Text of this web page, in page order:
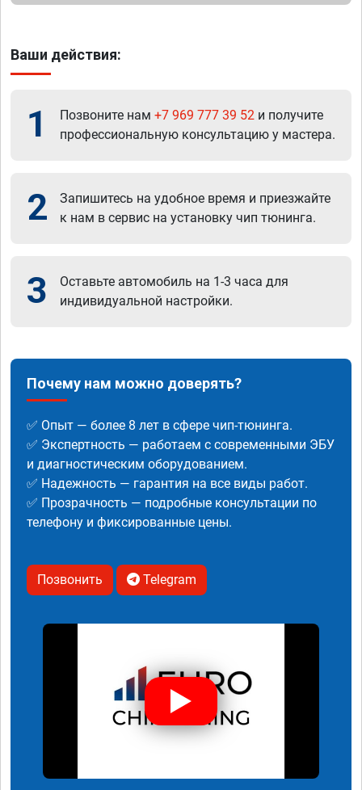
Ваши действия:
1 Позвоните нам +7 969 777 39 52 и получите
профессиональную консультацию у мастера.
2
Запишитесь на удобное время и приезжайте
к нам в сервис на установку чип тюнинга.
3
Оставьте автомобиль на 1-3 часа для
индивидуальной настройки.
Почему нам можно доверять?
✅ Опыт — более 8 лет в сфере чип-тюнинга.
✅ Экспертность — работаем с современными ЭБУ
и диагностическим оборудованием.
✅ Надежность — гарантия на все виды работ.
✅ Прозрачность — подробные консультации по
телефону и фиксированные цены.
Позвонить Telegram